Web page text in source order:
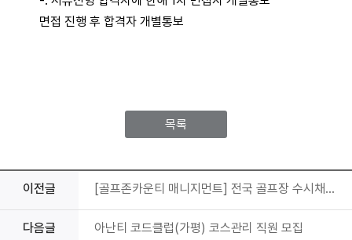
면접 진행 후 합격자 개별통보
목록
이전글 [골프존카운티 매니지먼트] 전국 골프장 수시채용 (정규직)
다음글 아난티 코드클럽(가평) 코스관리 직원 모집